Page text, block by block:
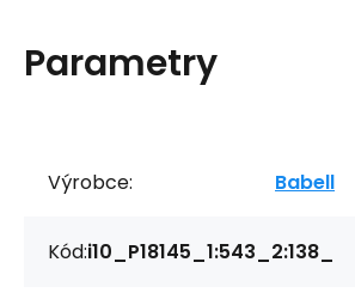
Parametry
Výrobce: Babell
Kód:i10_P18145_1:543_2:138_